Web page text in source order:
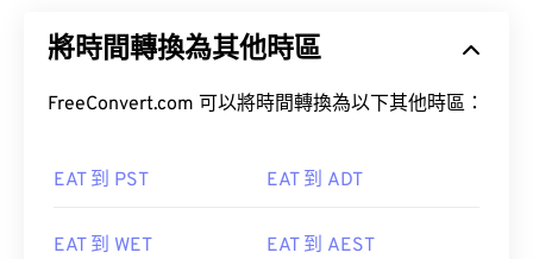
將時間轉換為其他時區
FreeConvert.com 可以將時間轉換為以下其他時區：
EAT 到 PST EAT 到 ADT
EAT 到 WET EAT 到 AEST